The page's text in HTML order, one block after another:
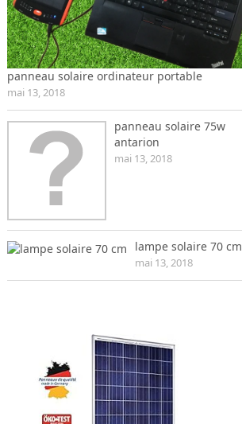
panneau solaire ordinateur portable
mai 13, 2018
panneau solaire 75w
antarion
mai 13, 2018
lampe solaire 70 cm
mai 13, 2018